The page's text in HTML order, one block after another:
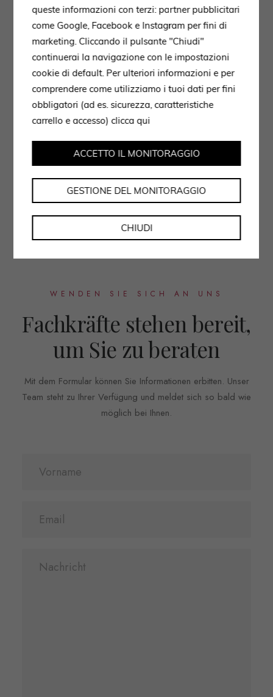
WENDEN SIE SICH AN UNS
Fachkräfte stehen bereit,
um Sie zu beraten
Mit dem Formular können Sie Informationen erbitten. Unser
Team steht zu Ihrer Verfügung und meldet sich so bald wie
möglich bei Ihnen.
queste informazioni con terzi: partner pubblicitari
come Google, Facebook e Instagram per fini di
marketing. Cliccando il pulsante "Chiudi"
continuerai la navigazione con le impostazioni
cookie di default. Per ulteriori informazioni e per
comprendere come utilizziamo i tuoi dati per fini
obbligatori (ad es. sicurezza, caratteristiche
carrello e accesso)clicca qui
CHIUDI
GESTIONE DEL MONITORAGGIO
ACCETTO IL MONITORAGGIO